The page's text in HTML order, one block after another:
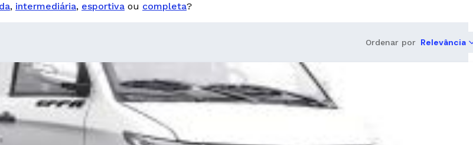
, intermediária, esportiva ou completa?
Ordenar por Relevância